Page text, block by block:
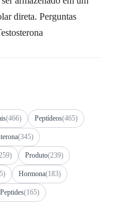
direta. Perguntas
(466) Peptídeos(465)
(345)
Produto(239)
Hormona(183)
Peptides(165)